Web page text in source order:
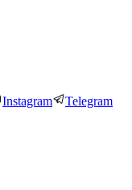
Instagram Telegram